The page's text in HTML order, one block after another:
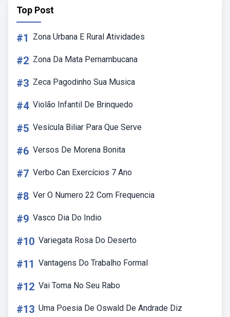
Top Post
#1 Zona Urbana E Rural Atividades
#2 Zona Da Mata Pernambucana
#3 Zeca Pagodinho Sua Musica
#4 Violão Infantil De Brinquedo
#5 Vesícula Biliar Para Que Serve
#6 Versos De Morena Bonita
#7 Verbo Can Exercícios 7 Ano
#8 Ver O Numero 22 Com Frequencia
#9 Vasco Dia Do Indio
#10 Variegata Rosa Do Deserto
#11 Vantagens Do Trabalho Formal
#12 Vai Toma No Seu Rabo
#13 Uma Poesia De Oswald De Andrade Diz